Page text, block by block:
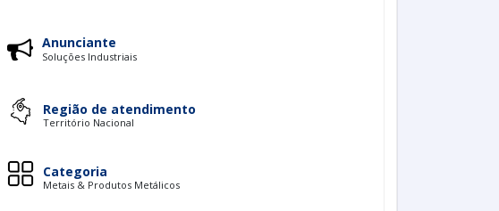
Anunciante
Soluções Industriais
Região de atendimento
Território Nacional
Categoria
Metais & Produtos Metálicos